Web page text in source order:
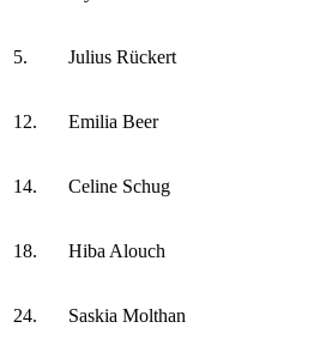
5. Julius Rückert
12. Emilia Beer
14. Celine Schug
18. Hiba Alouch
24. Saskia Molthan